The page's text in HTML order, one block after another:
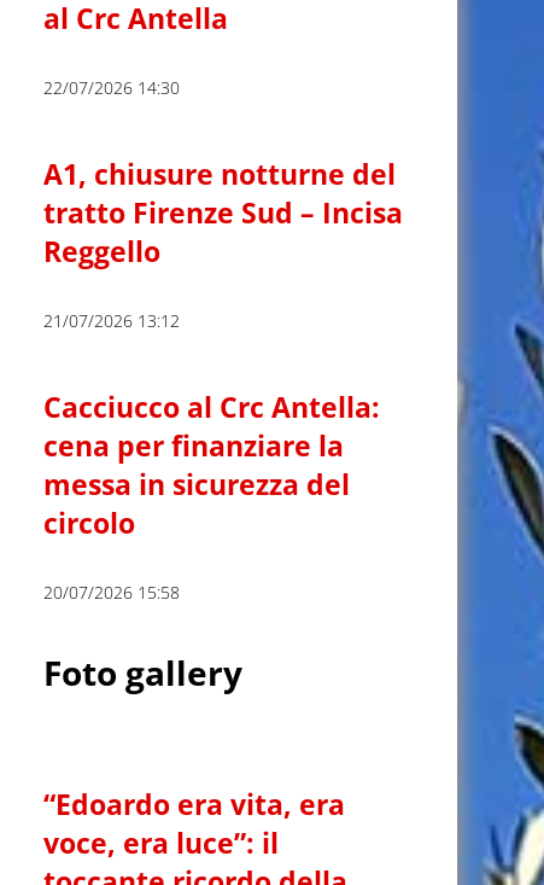
al Crc Antella
22/07/2026 14:30
A1, chiusure notturne del
tratto Firenze Sud – Incisa
Reggello
21/07/2026 13:12
Cacciucco al Crc Antella:
cena per finanziare la
messa in sicurezza del
circolo
20/07/2026 15:58
Foto gallery
“Edoardo era vita, era
voce, era luce”: il